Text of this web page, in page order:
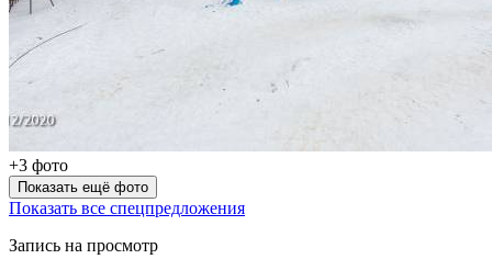
+3 фото
Показать ещё фото
Показать все спецпредложения
Запись на просмотр